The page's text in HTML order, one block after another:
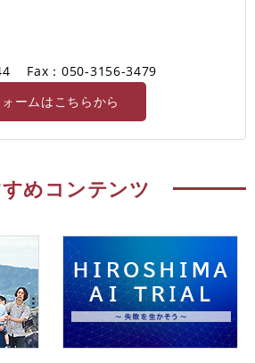
Fax：050-3156-3479
ームはこちらから
めコンテンツ